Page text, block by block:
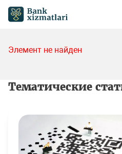
Элемент не найден
Тематические